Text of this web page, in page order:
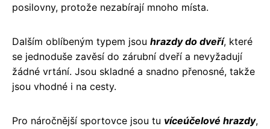
posilovny, protože nezabírají mnoho místa.
Dalším oblíbeným typem jsou hrazdy do dveří, které
se jednoduše zavěsí do zárubní dveří a nevyžadují
žádné vrtání. Jsou skladné a snadno přenosné, takže
jsou vhodné i na cesty.
Pro náročnější sportovce jsou tu víceúčelové hrazdy,